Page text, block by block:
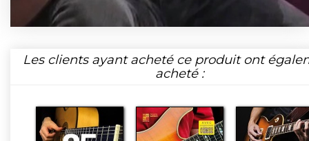
Les clients ayant acheté ce produit ont
acheté :